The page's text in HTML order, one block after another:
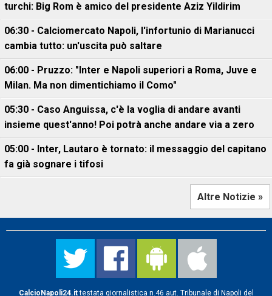
turchi: Big Rom è amico del presidente Aziz Yildirim
06:30 - Calciomercato Napoli, l'infortunio di Marianucci
cambia tutto: un'uscita può saltare
06:00 - Pruzzo: "Inter e Napoli superiori a Roma, Juve e
Milan. Ma non dimentichiamo il Como"
05:30 - Caso Anguissa, c'è la voglia di andare avanti
insieme quest'anno! Poi potrà anche andare via a zero
05:00 - Inter, Lautaro è tornato: il messaggio del capitano
fa già sognare i tifosi
Altre Notizie »
CalcioNapoli24.ittestata giornalistica n.46 aut. Tribunale di Napoli del